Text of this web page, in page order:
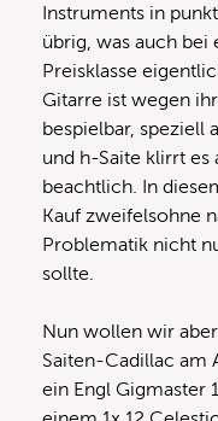
Instruments in
übrig, was auch bei
Preisklasse
Gitarre ist wegen
bespielbar, speziell
und h-Saite klirrt es
beachtlich. In
Kauf zweifelsohne
Problematik nicht
sollte.
Nun wollen wir
Saiten-Cadillac am
ein Engl Gigmaster